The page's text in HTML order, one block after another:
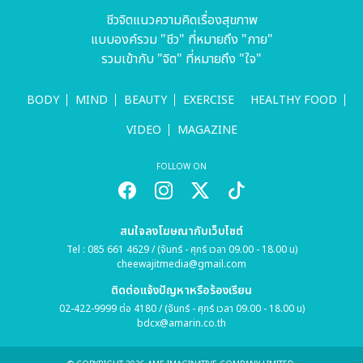
ชีวจิตแนวความคิดเรื่องสุขภาพ
แบบองค์รวม "ชีว" ที่หมายถึง "กาย"
รวมเข้ากับ "จิต" ที่หมายถึง "ใจ"
BODY MIND BEAUTY EXERCISE
HEALTHY FOOD
VIDEO
MAGAZINE
FOLLOW ON
สนใจลงโฆษณากับเว็บไซต์
Tel : 085 661 4629 / (จันทร์ - ศุกร์ เวลา 09.00 - 18.00 น)
cheewajitmedia@gmail.com
ติดต่อแจ้งปัญหาหรือร้องเรียน
02-422-9999 ต่อ 4180 / (จันทร์ - ศุกร์ เวลา 09.00 - 18.00 น)
bdcx@amarin.co.th